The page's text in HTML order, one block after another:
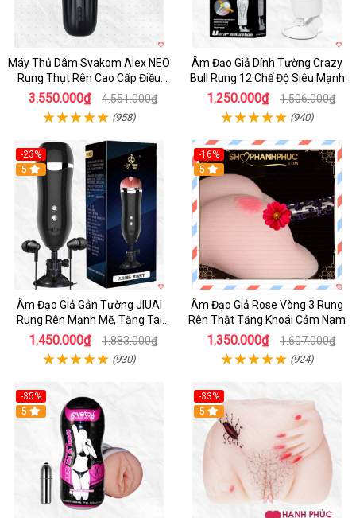
Máy Thủ Dâm Svakom Alex NEO
Rung Thụt Rên Cao Cấp Điều
Khiển App
3.550.000₫ 4.551.000₫
(958)
Âm Đạo Giả Dính Tường Crazy
Bull Rung 12 Chế Độ Siêu Mạnh
1.250.000₫ 1.506.000₫
(940)
-23%
5
Âm Đạo Giả Gắn Tường JIUAI
Rung Rên Mạnh Mẽ, Tặng Tai
Nghe
1.450.000₫ 1.883.000₫
(930)
-16%
5
Âm Đạo Giả Rose Vòng 3 Rung
Rên Thật Tăng Khoái Cảm Nam
1.350.000₫ 1.607.000₫
(924)
-35%
5
-33%
5